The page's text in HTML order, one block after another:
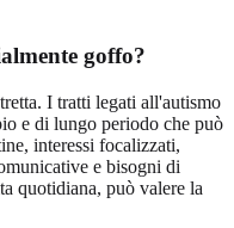
goffo?
I tratti legati all'autismo
e di lungo periodo che può
interessi focalizzati,
e bisogni di
quotidiana, può valere la